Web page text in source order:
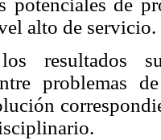
potenciales de
alto de servicio.
resultados
problemas